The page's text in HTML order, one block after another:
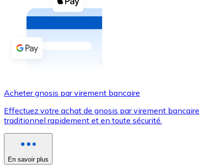
Achetez des cryptomonnaies en espèces et d'autres
Acheter avec espèces
Virement SEPA
Utilisez les cartes Visa et Mastercard pour acheter
Acheter avec carte
Acheter gnosis par virement bancaire
Effectuez votre achat de gnosis par virement bancaire
traditionnel rapidement et en toute sécurité.
En savoir plus